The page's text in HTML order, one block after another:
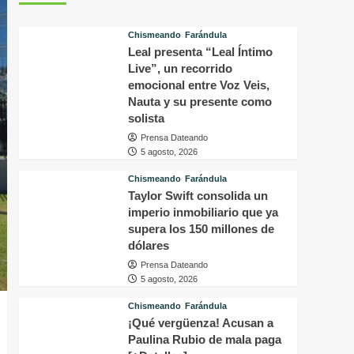
Chismeando Farándula
Leal presenta “Leal Íntimo
Live”, un recorrido
emocional entre Voz Veis,
Nauta y su presente como
solista
Prensa Dateando
5 agosto, 2026
Chismeando Farándula
Taylor Swift consolida un
imperio inmobiliario que ya
supera los 150 millones de
dólares
Prensa Dateando
5 agosto, 2026
Chismeando Farándula
¡Qué vergüenza! Acusan a
Paulina Rubio de mala paga